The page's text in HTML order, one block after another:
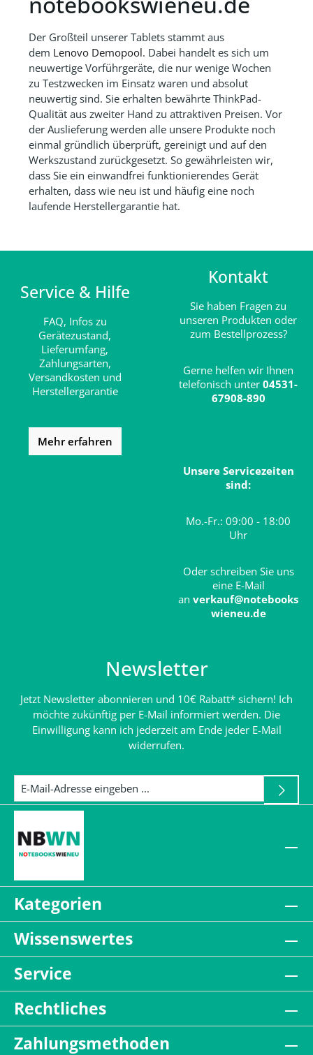
Der Großteil unserer Tablets stammt aus
dem Lenovo Demopool. Dabei handelt es sich um
neuwertige Vorführgeräte, die nur wenige Wochen
zu Testzwecken im Einsatz waren und absolut
neuwertig sind. Sie erhalten bewährte ThinkPad-
Qualität aus zweiter Hand zu attraktiven Preisen. Vor
der Auslieferung werden alle unsere Produkte noch
einmal gründlich überprüft, gereinigt und auf den
Werkszustand zurückgesetzt. So gewährleisten wir,
dass Sie ein einwandfrei funktionierendes Gerät
erhalten, dass wie neu ist und häufig eine noch
laufende Herstellergarantie hat.
Service & Hilfe
FAQ, Infos zu
Gerätezustand,
Lieferumfang,
Zahlungsarten,
Versandkosten und
Herstellergarantie
Mehr erfahren
Kontakt
Sie haben Fragen zu
unseren Produkten oder
zum Bestellprozess?
Gerne helfen wir Ihnen
telefonisch unter 04531-
67908-890
Unsere Servicezeiten
sind:
Mo.-Fr.: 09:00 - 18:00
Uhr
Oder schreiben Sie uns
eine E-Mail
an verkauf@notebooks
wieneu.de
Newsletter
Jetzt Newsletter abonnieren und 10€ Rabatt* sichern! Ich
möchte zukünftig per E-Mail informiert werden. Die
Einwilligung kann ich jederzeit am Ende jeder E-Mail
widerrufen.
Kategorien
Wissenswertes
Service
Rechtliches
Zahlungsmethoden